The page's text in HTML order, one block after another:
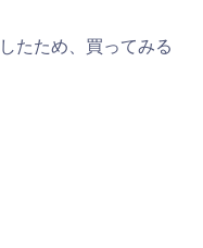
たため、買ってみる